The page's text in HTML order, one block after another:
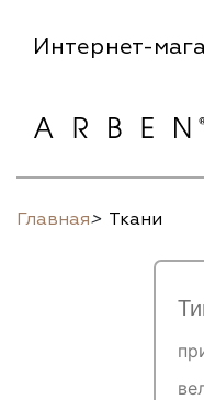
Интернет-
Главная> Ткани